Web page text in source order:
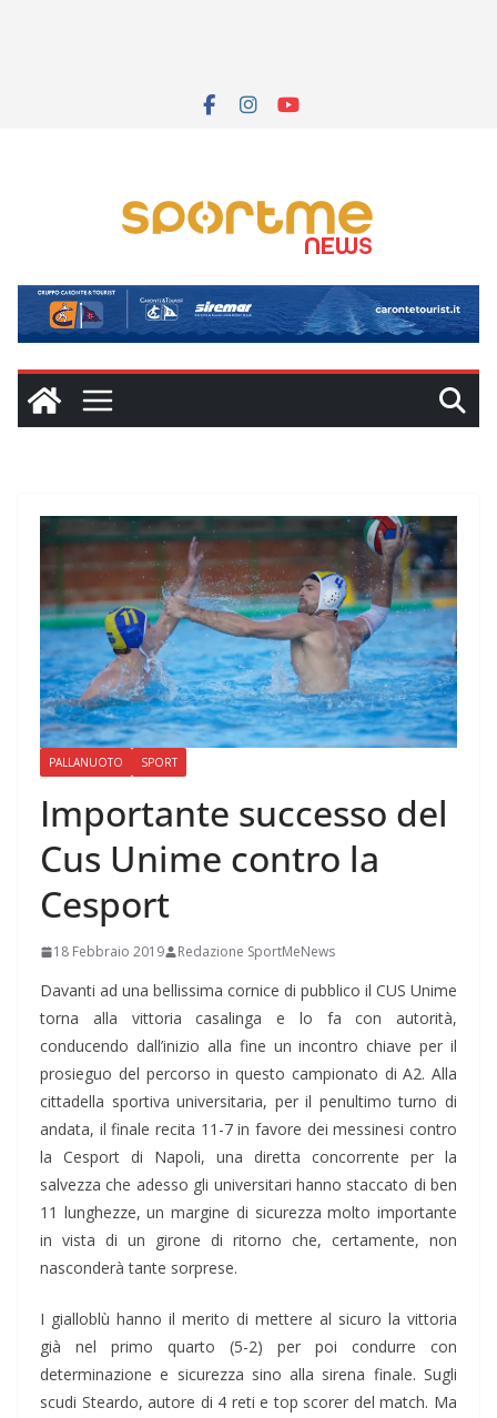
PALLANUOTO SPORT
Importante successo del
Cus Unime contro la
Cesport
18 Febbraio 2019 Redazione SportMeNews
Davanti ad una bellissima cornice di pubblico il CUS Unime
torna alla vittoria casalinga e lo fa con autorità,
conducendo dall’inizio alla fine un incontro chiave per il
prosieguo del percorso in questo campionato di A2. Alla
cittadella sportiva universitaria, per il penultimo turno di
andata, il finale recita 11-7 in favore dei messinesi contro
la Cesport di Napoli, una diretta concorrente per la
salvezza che adesso gli universitari hanno staccato di ben
11 lunghezze, un margine di sicurezza molto importante
in vista di un girone di ritorno che, certamente, non
nasconderà tante sorprese.
I gialloblù hanno il merito di mettere al sicuro la vittoria
già nel primo quarto (5-2) per poi condurre con
determinazione e sicurezza sino alla sirena finale. Sugli
scudi Steardo, autore di 4 reti e top scorer del match. Ma